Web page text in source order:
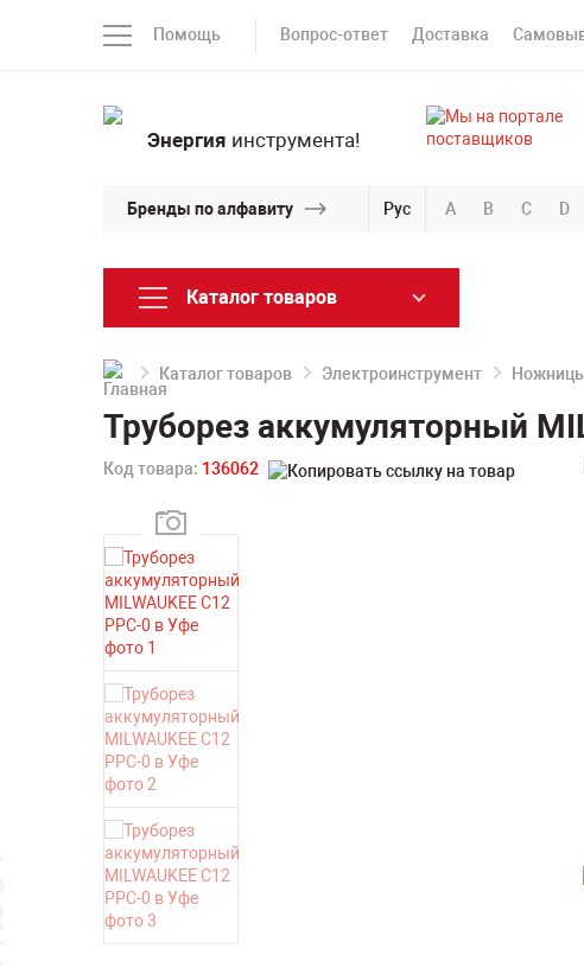
Помощь Вопрос-ответ Доставка
Энергия инструмента!
Бренды по алфавиту Рус A B C D
Каталог товаров
Каталог товаров Электроинструмент
Труборез аккумуляторный
Код товара: 136062